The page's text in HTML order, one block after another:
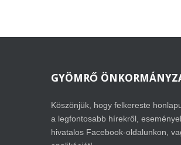
GYÖMRŐ
Köszönjük, hogy felkereste
a legfontosabb hírekről,
hivatalos Facebook-oldalunkon,